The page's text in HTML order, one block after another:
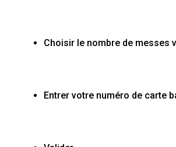
Choisir le nombre de messes
Entrer votre numéro de carte